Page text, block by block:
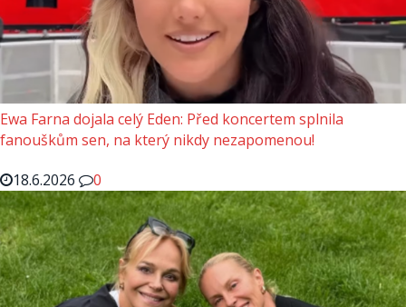
Ewa Farna dojala celý Eden: Před koncertem splnila
fanouškům sen, na který nikdy nezapomenou!
18.6.2026
0